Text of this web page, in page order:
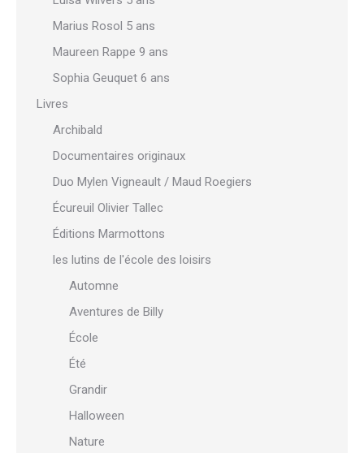
Marius Rosol 5 ans
Maureen Rappe 9 ans
Sophia Geuquet 6 ans
Livres
Archibald
Documentaires originaux
Duo Mylen Vigneault / Maud Roegiers
Écureuil Olivier Tallec
Éditions Marmottons
les lutins de l'école des loisirs
Automne
Aventures de Billy
École
Été
Grandir
Halloween
Nature